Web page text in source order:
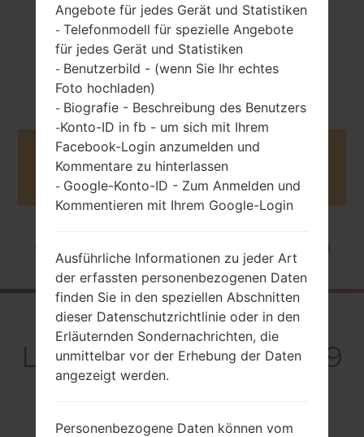
Android 2.3.x
Gingerbread
Neinvember, 2011
Buy accessories on Amazon
Startseite → LGE739BKDU
Rückblick
LGE739BKDU(LGE739
BKDU) akaLG
myTouch
Angebote für jedes Gerät und Statistiken
- Telefonmodell für spezielle Angebote
für jedes Gerät und Statistiken
- Benutzerbild - (wenn Sie Ihr echtes
Foto hochladen)
- Biografie - Beschreibung des Benutzers
-Konto-ID in fb - um sich mit Ihrem
Facebook-Login anzumelden und
Kommentare zu hinterlassen
- Google-Konto-ID - Zum Anmelden und
Kommentieren mit Ihrem Google-Login
Ausführliche Informationen zu jeder Art
der erfassten personenbezogenen Daten
finden Sie in den speziellen Abschnitten
dieser Datenschutzrichtlinie oder in den
Erläuternden Sondernachrichten, die
unmittelbar vor der Erhebung der Daten
angezeigt werden.
Personenbezogene Daten können vom